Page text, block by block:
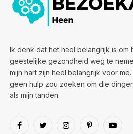
Ik denk dat het heel belangrijk is om
geestelijke gezondheid weg te
mijn hart zijn heel belangrijk voor
geen hulp zou zoeken om die
als mijn tanden.
FacebookTwitterInstagramPinterest